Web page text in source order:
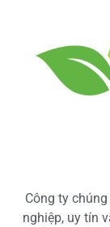
Công ty
nghiệp, uy tín